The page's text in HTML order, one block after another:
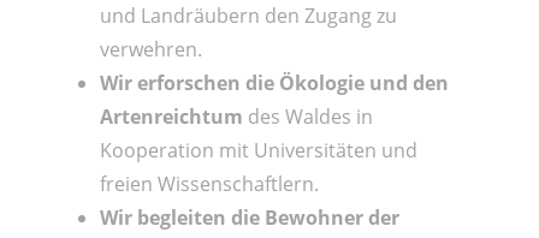
und Landräubern den Zugang zu
verwehren.
Wir erforschen die Ökologie und den
Artenreichtum des Waldes in
Kooperation mit Universitäten und
freien Wissenschaftlern.
Wir begleiten die Bewohner der